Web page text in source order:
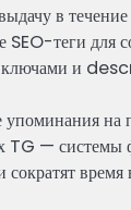
в
SEO-теги для
ключами и
на
TG — системы
сократят